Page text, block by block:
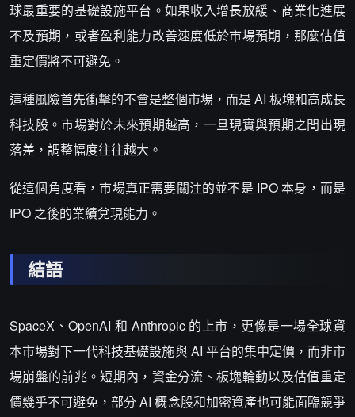
球最重要的基礎設施平台。如果收入增長放緩、商業化進展
不及預期，或者盈利能力改善速度低於市場預期，那麼估值
重定價將不可避免。
這種風險首先衝擊的不會是整個市場，而是 AI 板塊和高成長
科技股。市場對於未來預期越高，一旦現實與預期之間出現
落差，調整幅度往往越大。
從這個角度看，市場真正需要關注的並不是 IPO 本身，而是
IPO 之後的業績兌現能力。
結語
SpaceX、OpenAI 和 Anthropic 的上市，更像是一場全球資
本市場對下一代科技基礎設施與 AI 平台的集中定價，而非市
場崩盤的前兆。短期內，資金分流、板塊輪動以及估值重定
價幾乎不可避免，部分 AI 概念股和加密資產也可能面臨競爭